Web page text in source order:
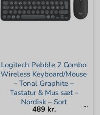
Logitech Pebble 2 Combo
Wireless Keyboard/Mouse
– Tonal Graphite –
Tastatur & Mus sæt –
Nordisk – Sort
489 kr.